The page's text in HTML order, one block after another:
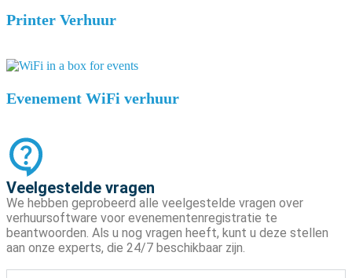
Printer Verhuur
Evenement WiFi verhuur
Veelgestelde vragen
We hebben geprobeerd alle veelgestelde vragen over
verhuursoftware voor evenementenregistratie te
beantwoorden. Als u nog vragen heeft, kunt u deze stellen
aan onze experts, die 24/7 beschikbaar zijn.